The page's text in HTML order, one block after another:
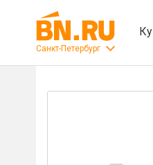
Санкт-Петербург